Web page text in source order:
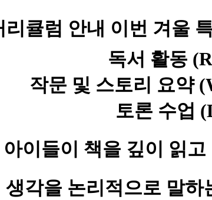
큘럼 안내 이번 겨울
독서 활동
작문 및 스토리 요약
토론 수업
아이들이 책을 깊이 읽
생각을 논리적으로 말